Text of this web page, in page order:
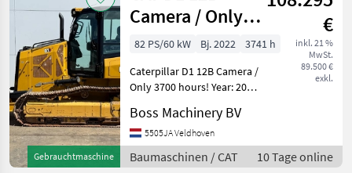
Gebrauchtmaschine
Camera / Only
3700 Hours
€
inkl. 21 %
MwSt.
89.500 €
exkl.
82 PS/60 kW Bj. 2022
3741 h
Caterpillar D1 12B Camera /
Only 3700 hours! Year: 2022
BM007759 Hours: 3.741
Type D1 12B Location
Veldhoven, Netherlands
Certificate: EPA Availa
Boss Machinery BV
5505JA Veldhoven
Baumaschinen / CAT 10 Tage online